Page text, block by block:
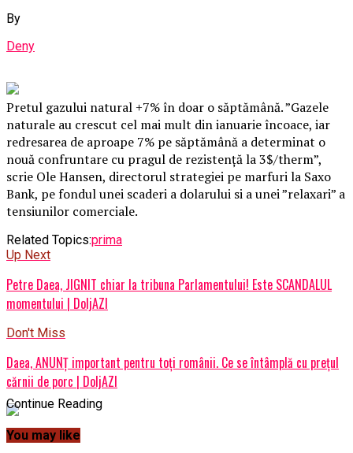
By
Deny
Pretul gazului natural +7% în doar o săptămână. ”Gazele
naturale au crescut cel mai mult din ianuarie încoace, iar
redresarea de aproape 7% pe săptămână a determinat o
nouă confruntare cu pragul de rezistență la 3$/therm”,
scrie Ole Hansen, directorul strategiei pe marfuri la Saxo
Bank, pe fondul unei scaderi a dolarului si a unei ”relaxari” a
tensiunilor comerciale.
Related Topics:prima
Up Next
Petre Daea, JIGNIT chiar la tribuna Parlamentului! Este SCANDALUL
momentului | DoljAZI
Don't Miss
Daea, ANUNȚ important pentru toți românii. Ce se întâmplă cu prețul
cărnii de porc | DoljAZI
Continue Reading
You may like